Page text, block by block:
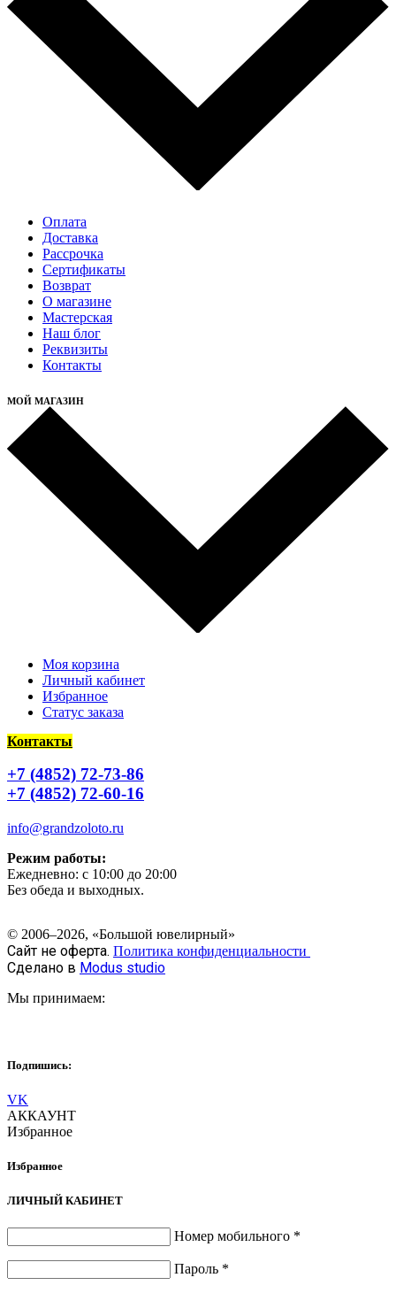
Оплата
Доставка
Рассрочка
Cертификаты
Возврат
О магазине
Мастерская
Наш блог
Реквизиты
Контакты
МОЙ МАГАЗИН
Моя корзина
Личный кабинет
Избранное
Статус заказа
Контакты
+7 (4852) 72-73-86
+7 (4852) 72-60-16
info@grandzoloto.ru
Режим работы:
Ежедневно: с 10:00 до 20:00
Без обеда и выходных.
© 2006–2026, «Большой ювелирный»
Сайт не оферта. Политика конфиденциальности
Сделано в Modus studio
Мы принимаем:
Подпишись:
VK
АККАУНТ
Избранное
Избранное
ЛИЧНЫЙ КАБИНЕТ
Номер мобильного *
Пароль *